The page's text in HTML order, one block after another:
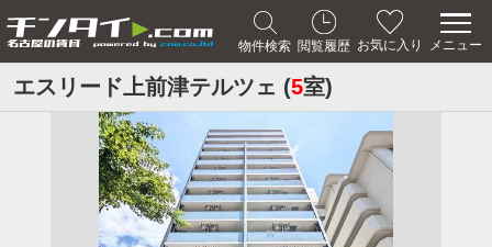
物件検索 閲覧履歴 お気に入り メニュー
エスリード上前津テルツェ (5室)